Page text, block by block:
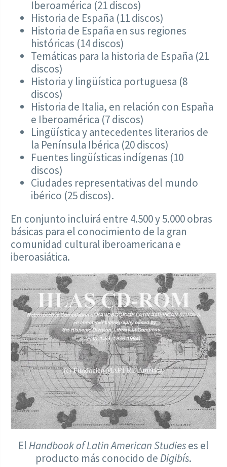
Iberoamérica (21 discos)
Historia de España (11 discos)
Historia de España en sus regiones
históricas (14 discos)
Temáticas para la historia de España (21
discos)
Historia y lingüística portuguesa (8
discos)
Historia de Italia, en relación con España
e Iberoamérica (7 discos)
Lingüística y antecedentes literarios de
la Península Ibérica (20 discos)
Fuentes lingüísticas indígenas (10
discos)
Ciudades representativas del mundo
ibérico (25 discos).
En conjunto incluirá entre 4.500 y 5.000 obras
básicas para el conocimiento de la gran
comunidad cultural iberoamericana e
iberoasiática.
ElHandbook of Latin American Studieses el
producto más conocido deDigibís.